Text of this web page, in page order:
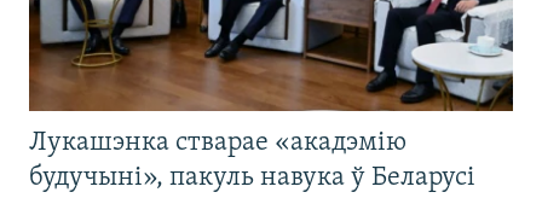
Лукашэнка стварае «акадэмію
будучыні», пакуль навука ў Беларусі